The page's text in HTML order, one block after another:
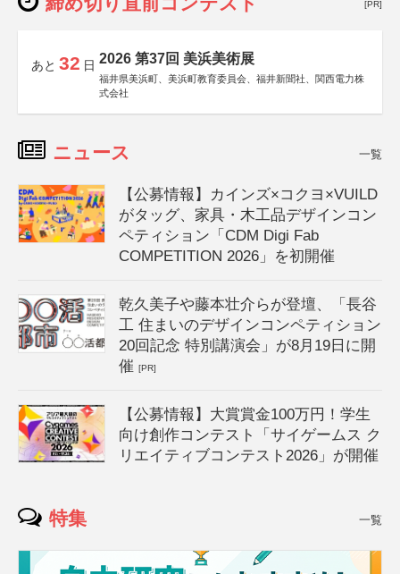
[PR]
あと 32 日 2026 第37回 美浜美術展
福井県美浜町、美浜町教育委員会、福井新聞社、関西電力株
式会社
ニュース 一覧
【公募情報】カインズ×コクヨ×VUILD
がタッグ、家具・木工品デザインコン
ペティション「CDM Digi Fab
COMPETITION 2026」を初開催
乾久美子や藤本壮介らが登壇、「長谷
工 住まいのデザインコンペティション
20回記念 特別講演会」が8月19日に開
催[PR]
【公募情報】大賞賞金100万円！学生
向け創作コンテスト「サイゲームス ク
リエイティブコンテスト2026」が開催
特集 一覧